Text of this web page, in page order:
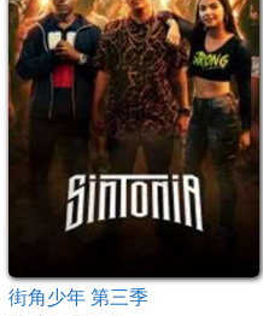
街角少年 第三季